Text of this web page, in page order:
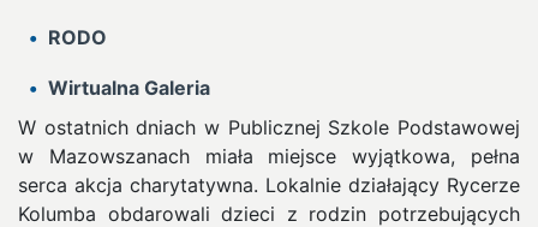
RODO
Wirtualna Galeria
W ostatnich dniach w Publicznej Szkole Podstawowej
w Mazowszanach miała miejsce wyjątkowa, pełna
serca akcja charytatywna. Lokalnie działający Rycerze
Kolumba obdarowali dzieci z rodzin potrzebujących